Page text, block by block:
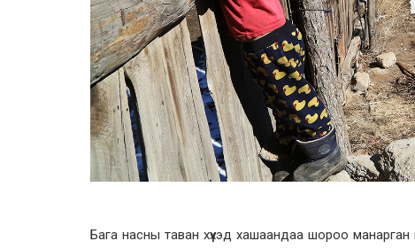
Бага насны таван хүүхэд хашаандаа шороо манарган